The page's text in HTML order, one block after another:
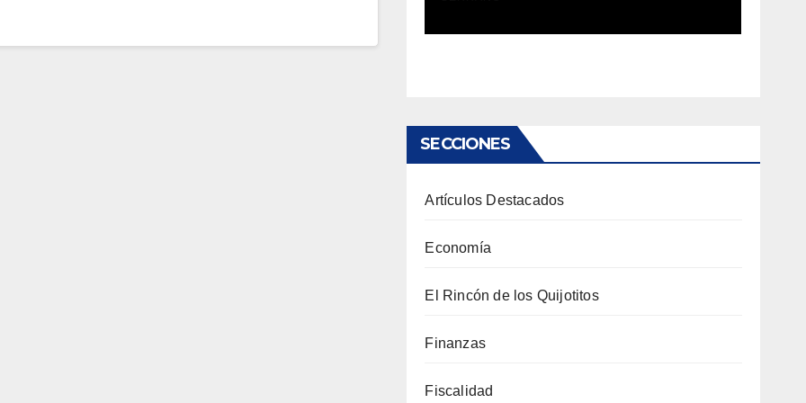
SECCIONES
Artículos Destacados
Economía
El Rincón de los Quijotitos
Finanzas
Fiscalidad